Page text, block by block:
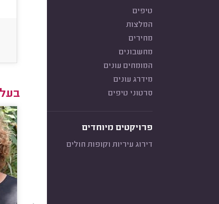
טיפים
המלצות
מחירים
מחשבונים
המומחים עונים
מידרג עונים
סרטוני טיפים
פרויקטים מיוחדים
דירוג עיריות וקופות חולים